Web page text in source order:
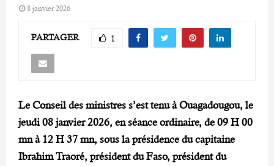
8 janvier 2026
PARTAGER 1
Le Conseil des ministres s’est tenu à Ouagadougou, le
jeudi 08 janvier 2026, en séance ordinaire, de 09 H 00
mn à 12 H 37 mn, sous la présidence du capitaine
Ibrahim Traoré, président du Faso, président du